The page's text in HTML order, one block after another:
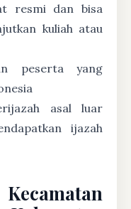
resmi dan bisa
kuliah atau
peserta yang
asal luar
ijazah